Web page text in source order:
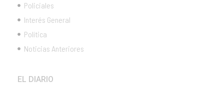
Policiales
Interés General
Política
Noticias Anteriores
EL DIARIO